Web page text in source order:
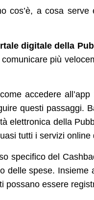
cos’è, a cosa
digitale della
più
accedere
questi passaggi.
elettronica della
tutti i servizi
specifico del
delle spese.
possano essere